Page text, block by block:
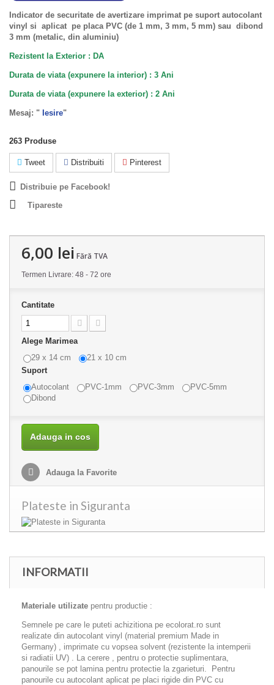
Indicator de securitate de avertizare imprimat pe suport autocolant
vinyl si aplicat pe placa PVC (de 1 mm, 3 mm, 5 mm) sau dibond
3 mm (metalic, din aluminiu)
Rezistent la Exterior : DA
Durata de viata (expunere la interior) : 3 Ani
Durata de viata (expunere la exterior) : 2 Ani
Mesaj: " Iesire"
263 Produse
Tweet Distribuiti Pinterest
Distribuie pe Facebook!
Tipareste
6,00 lei Fără TVA
Termen Livrare: 48 - 72 ore
Cantitate
Alege Marimea
29 x 14 cm
21 x 10 cm
Suport
Autocolant
PVC-1mm PVC-3mm
PVC-5mm
Dibond
Adauga in cos
Adauga la Favorite
Plateste in Siguranta
INFORMATII
Materiale utilizate pentru productie :
Semnele pe care le puteti achizitiona pe ecolorat.ro sunt
realizate din autocolant vinyl (material premium Made in
Germany) , imprimate cu vopsea solvent (rezistente la intemperii
si radiatii UV) . La cerere , pentru o protectie suplimentara,
panourile se pot lamina pentru protectie la zgarieturi. Pentru
panourile cu autocolant aplicat pe placi rigide din PVC cu